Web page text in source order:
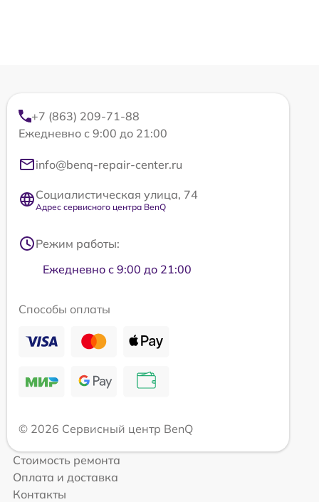
+7 (863) 209-71-88
Ежедневно с 9:00 до 21:00
info@benq-repair-center.ru
Социалистическая улица, 74
Адрес сервисного центра BenQ
Режим работы:
Ежедневно с 9:00 до 21:00
Способы оплаты
© 2026 Сервисный центр BenQ
Стоимость ремонта
Оплата и доставка
Контакты